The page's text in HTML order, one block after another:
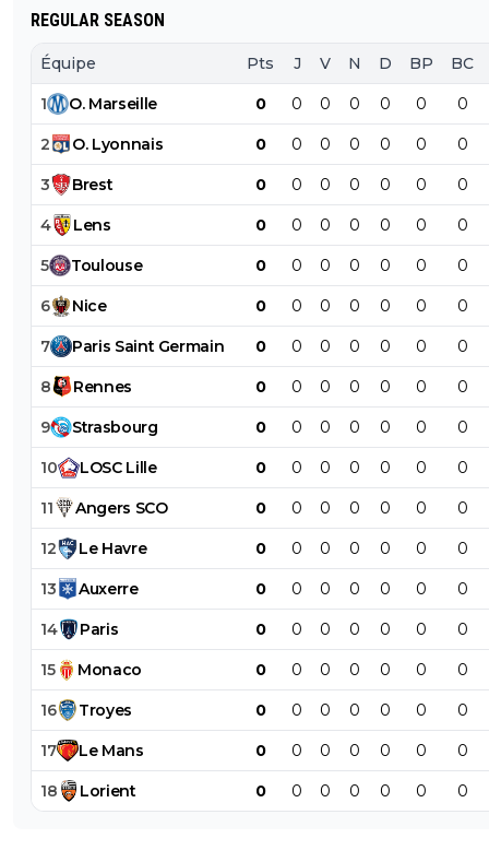
REGULAR SEASON
Équipe Pts J V N D BP BC
1 O. Marseille 0 0 0 0 0 0 0
2 O. Lyonnais 0 0 0 0 0 0 0
3 Brest 0 0 0 0 0 0 0
4 Lens 0 0 0 0 0 0 0
5 Toulouse 0 0 0 0 0 0 0
6 Nice 0 0 0 0 0 0 0
7 Paris Saint Germain 0 0 0 0 0 0 0
8 Rennes 0 0 0 0 0 0 0
9 Strasbourg 0 0 0 0 0 0 0
10 LOSC Lille 0 0 0 0 0 0 0
11 Angers SCO 0 0 0 0 0 0 0
12 Le Havre 0 0 0 0 0 0 0
13 Auxerre 0 0 0 0 0 0 0
14 Paris 0 0 0 0 0 0 0
15 Monaco 0 0 0 0 0 0 0
16 Troyes 0 0 0 0 0 0 0
17 Le Mans 0 0 0 0 0 0 0
18 Lorient 0 0 0 0 0 0 0